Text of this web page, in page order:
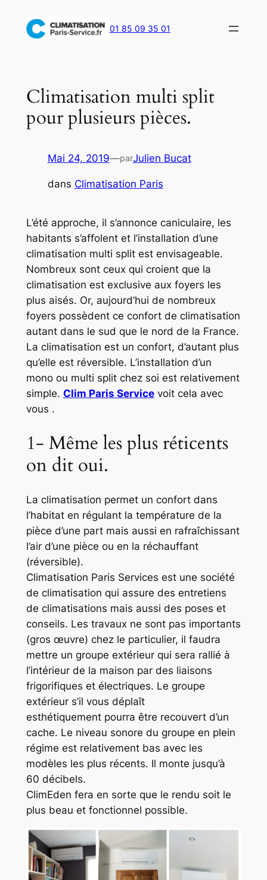
01 85 09 35 01
Climatisation multi split
pour plusieurs pièces.
Mai 24, 2019—parJulien Bucat
dans Climatisation Paris
L’été approche, il s’annonce caniculaire, les
habitants s’affolent et l’installation d’une
climatisation multi split est envisageable.
Nombreux sont ceux qui croient que la
climatisation est exclusive aux foyers les
plus aisés. Or, aujourd’hui de nombreux
foyers possèdent ce confort de climatisation
autant dans le sud que le nord de la France.
La climatisation est un confort, d’autant plus
qu’elle est réversible. L’installation d’un
mono ou multi split chez soi est relativement
simple. Clim Paris Servicevoit cela avec
vous .
1- Même les plus réticents
on dit oui.
La climatisation permet un confort dans
l’habitat en régulant la température de la
pièce d’une part mais aussi en rafraîchissant
l’air d’une pièce ou en la réchauffant
(réversible).
Climatisation Paris Services est une société
de climatisation qui assure des entretiens
de climatisations mais aussi des poses et
conseils. Les travaux ne sont pas importants
(gros œuvre) chez le particulier, il faudra
mettre un groupe extérieur qui sera rallié à
l’intérieur de la maison par des liaisons
frigorifiques et électriques. Le groupe
extérieur s’il vous déplaît
esthétiquement pourra être recouvert d’un
cache. Le niveau sonore du groupe en plein
régime est relativement bas avec les
modèles les plus récents. Il monte jusqu’à
60 décibels.
ClimEden fera en sorte que le rendu soit le
plus beau et fonctionnel possible.